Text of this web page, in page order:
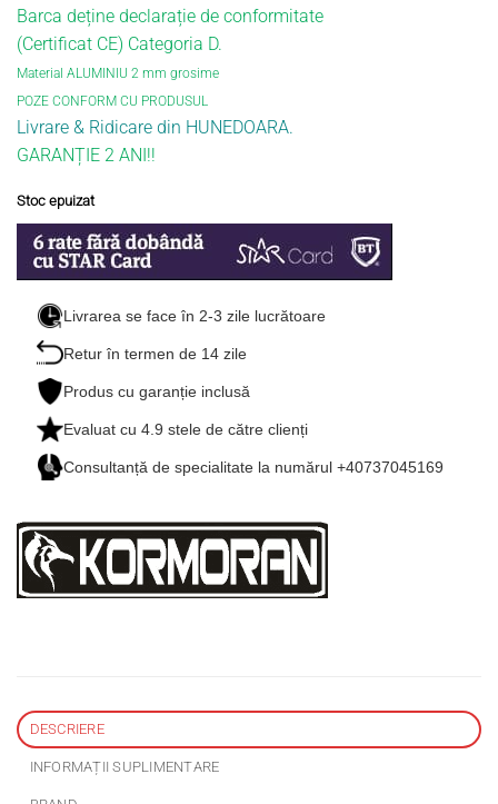
Barca deține declarație de conformitate
(Certificat CE) Categoria D.
Material ALUMINIU 2 mm grosime
POZE CONFORM CU PRODUSUL
Livrare & Ridicare din HUNEDOARA.
GARANȚIE 2 ANI!!
Stoc epuizat
Livrarea se face în 2-3 zile lucrătoare
Retur în termen de 14 zile
Produs cu garanție inclusă
Evaluat cu4.9 stele de către clienți
Consultanță de specialitate la numărul +40737045169
DESCRIERE
INFORMAȚII SUPLIMENTARE